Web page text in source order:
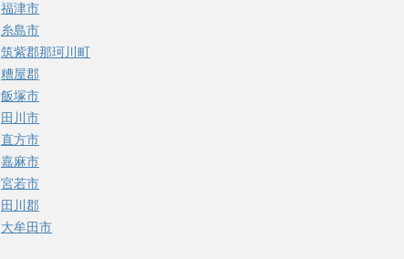
福津市
糸島市
筑紫郡那珂川町
糟屋郡
飯塚市
田川市
直方市
嘉麻市
宮若市
田川郡
大牟田市